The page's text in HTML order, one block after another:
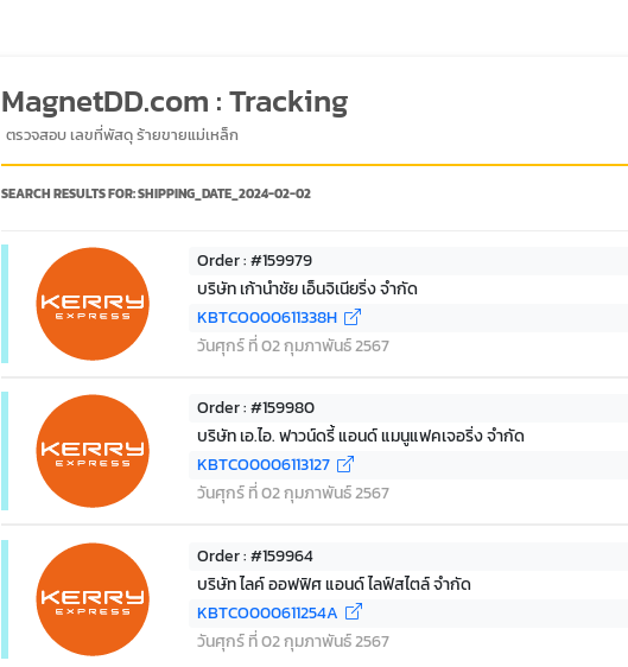
MagnetDD.com : Tracking
ตรวจสอบ เลขที่พัสดุ ร้ายขายแม่เหล็ก
SEARCH RESULTS FOR:SHIPPING_DATE_2024-02-02
Order : #159979
บริษัท เก้านำชัย เอ็นจิเนียริ่ง จำกัด
KBTCO000611338H
วันศุกร์ ที่ 02 กุมภาพันธ์ 2567
Order : #159980
บริษัท เอ.ไอ. ฟาวน์ดรี้ แอนด์ แมนูแฟคเจอริ่ง จำกัด
KBTCO0006113127
วันศุกร์ ที่ 02 กุมภาพันธ์ 2567
Order : #159964
บริษัท ไลค์ ออฟฟิศ แอนด์ ไลฟ์สไตล์ จำกัด
KBTCO000611254A
วันศุกร์ ที่ 02 กุมภาพันธ์ 2567